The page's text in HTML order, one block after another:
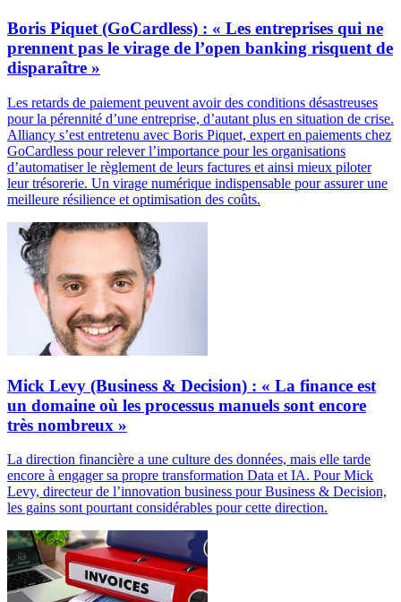
Boris Piquet (GoCardless) : « Les entreprises qui ne
prennent pas le virage de l’open banking risquent de
disparaître »
Les retards de paiement peuvent avoir des conditions désastreuses
pour la pérennité d’une entreprise, d’autant plus en situation de crise.
Alliancy s’est entretenu avec Boris Piquet, expert en paiements chez
GoCardless pour relever l’importance pour les organisations
d’automatiser le règlement de leurs factures et ainsi mieux piloter
leur trésorerie. Un virage numérique indispensable pour assurer une
meilleure résilience et optimisation des coûts.
Mick Levy (Business & Decision) : « La finance est
un domaine où les processus manuels sont encore
très nombreux »
La direction financière a une culture des données, mais elle tarde
encore à engager sa propre transformation Data et IA. Pour Mick
Levy, directeur de l’innovation business pour Business & Decision,
les gains sont pourtant considérables pour cette direction.